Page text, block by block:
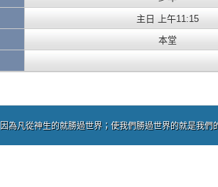
主日 上午11:15
本堂
因為凡從神生的就勝過世界；使我們勝過世界的就是我們